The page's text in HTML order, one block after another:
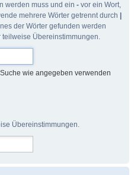
werden muss und ein - vor ein Wort,
mehrere Wörter getrennt durch
der Wörter gefunden werden
teilweise Übereinstimmungen.
wie angegeben verwenden
Übereinstimmungen.